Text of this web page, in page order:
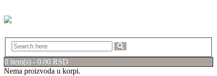
0 item(s) - 0.00 RSD
Nema proizvoda u korpi.